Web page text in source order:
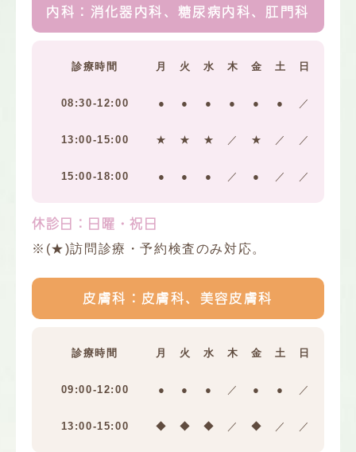
内科：消化器内科、糖尿病内科、肛門科
診療時間 月 火 水 木 金 土 日
08:30-12:00 ● ● ● ● ● ● ／
13:00-15:00 ★ ★ ★ ／ ★ ／ ／
15:00-18:00 ● ● ● ／ ● ／ ／
休診日：日曜・祝日
※(★)訪問診療・予約検査のみ対応。
皮膚科：皮膚科、美容皮膚科
診療時間 月 火 水 木 金 土 日
09:00-12:00 ● ● ● ／ ● ● ／
13:00-15:00 ◆ ◆ ◆ ／ ◆ ／ ／